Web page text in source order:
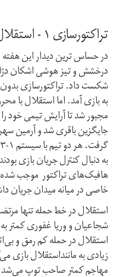
تراکتورسازی ۱ - استقلال تهران ۰
در حساس ترین دیدار این هفته
درخشش و تیز هوشی اشکان
شکست داد. تراکتورسازی
به بازی آمد. اما استقلال با
مجبور شد تا آرایش تیمی خود
جایگزین باقری شد و آرمین
به دنبال کنترل جریان بازی
هافبک‌های تراکتور موجب شده
خاصی در میانه میدان جریان
استقلال در خط حمله تنها
شجاعیان و وریا غفوری کمتر
استقلال در حمله کم رمق و
زیادی به ماننداستقلال بازی
مهاجم کمتر صاحب توپ می‌شد.